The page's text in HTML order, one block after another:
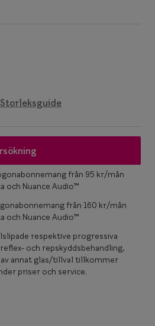
Storleksguide
från 95 kr/mån
och Nuance Audio™
från 160 kr/mån
och Nuance Audio™
respektive progressiva
och repskyddsbehandling,
annat glas/tillval tillkommer
priser och service.